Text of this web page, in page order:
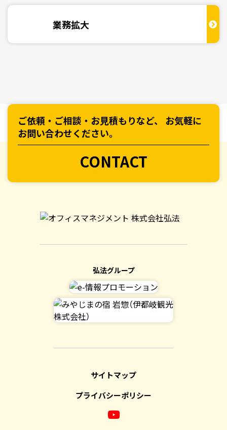
業務拡大
ご依頼・ご相談・お見積もりなど、 お気軽に
お問い合わせください。
CONTACT
弘法グループ
サイトマップ
プライバシーポリシー